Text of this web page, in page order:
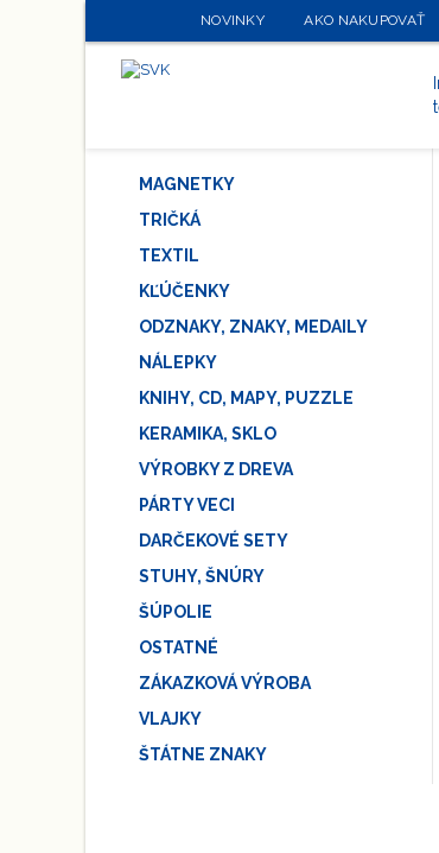
MAGNETKY
TRIČKÁ
TEXTIL
KĽÚČENKY
ODZNAKY, ZNAKY, MEDAILY
NÁLEPKY
KNIHY, CD, MAPY, PUZZLE
KERAMIKA, SKLO
VÝROBKY Z DREVA
PÁRTY VECI
DARČEKOVÉ SETY
STUHY, ŠNÚRY
ŠÚPOLIE
OSTATNÉ
ZÁKAZKOVÁ VÝROBA
VLAJKY
ŠTÁTNE ZNAKY
NOVINKY AKO NAKUPOVAŤ